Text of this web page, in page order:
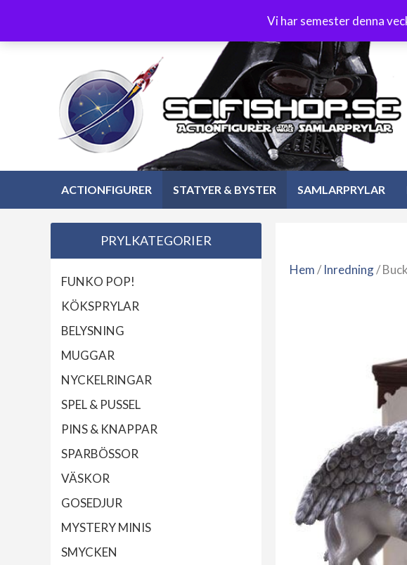
Vi har semester denna
innehåll
Öppet köp 30 dagar Frakt 89 kr
ACTIONFIGURER STATYER & BYSTER SAMLARPRYLAR
Hem/Inredning/
PRYLKATEGORIER
FUNKO POP!
KÖKSPRYLAR
BELYSNING
MUGGAR
NYCKELRINGAR
SPEL & PUSSEL
PINS & KNAPPAR
SPARBÖSSOR
VÄSKOR
GOSEDJUR
MYSTERY MINIS
SMYCKEN